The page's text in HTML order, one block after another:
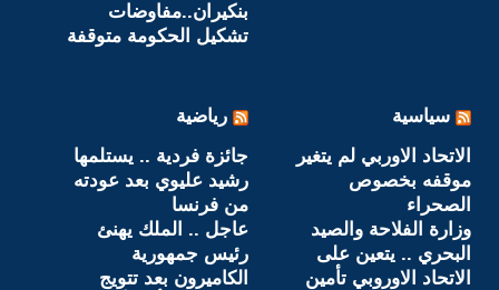
بنكيران..مفاوضات
تشكيل الحكومة متوقفة
سياسية
الاتحاد الاوربي لم يتغير
موقفه بخصوص
الصحراء
وزارة الفلاحة والصيد
البحري .. يتعين على
الاتحاد الاوروبي تأمين
رياضية
جائزة فردية .. يستلمها
رشيد عليوي بعد عودته
من فرنسا
عاجل .. الملك يهنئ
رئيس جمهورية
الكاميرون بعد تتويج